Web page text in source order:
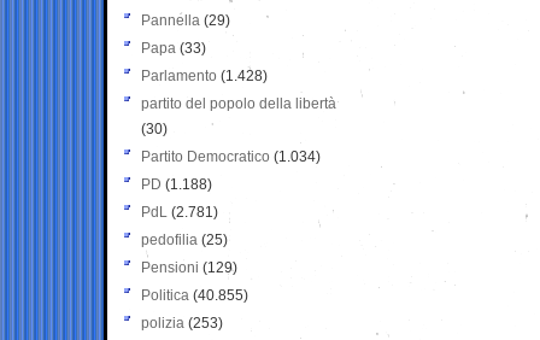
Pannella (29)
Papa (33)
Parlamento (1.428)
partito del popolo della libertà
(30)
Partito Democratico (1.034)
PD (1.188)
PdL (2.781)
pedofilia (25)
Pensioni (129)
Politica (40.855)
polizia (253)